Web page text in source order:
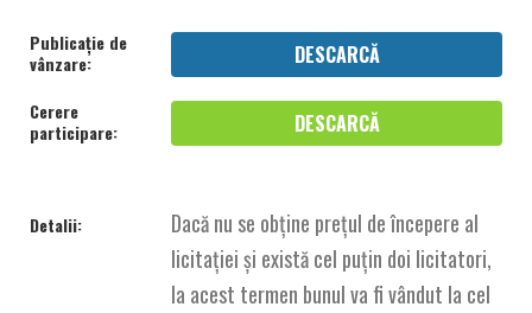
Publicație de
vânzare:
DESCARCĂ
Cerere
participare:
DESCARCĂ
Detalii:
Dacă nu se obține prețul de începere al
licitației și există cel puțin doi licitatori,
la acest termen bunul va fi vândut la cel